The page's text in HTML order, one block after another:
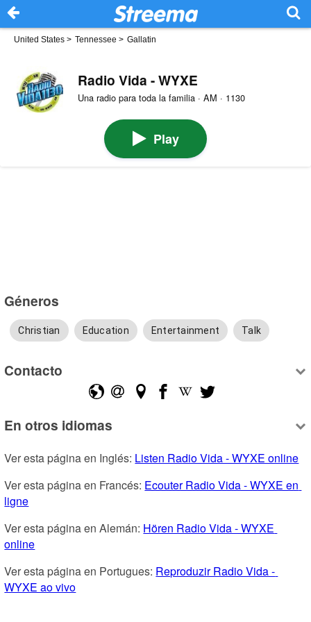
United States > Tennessee > Gallatin
Radio Vida - WYXE
Una radio para toda la familia · AM · 1130
Play
Géneros
Christian Education Entertainment Talk
Contacto
En otros idiomas
Ver esta página en Inglés: Listen Radio Vida - WYXE online
Ver esta página en Francés: Ecouter Radio Vida - WYXE en
ligne
Ver esta página en Alemán: Hören Radio Vida - WYXE
online
Ver esta página en Portugues: Reproduzir Radio Vida -
WYXE ao vivo